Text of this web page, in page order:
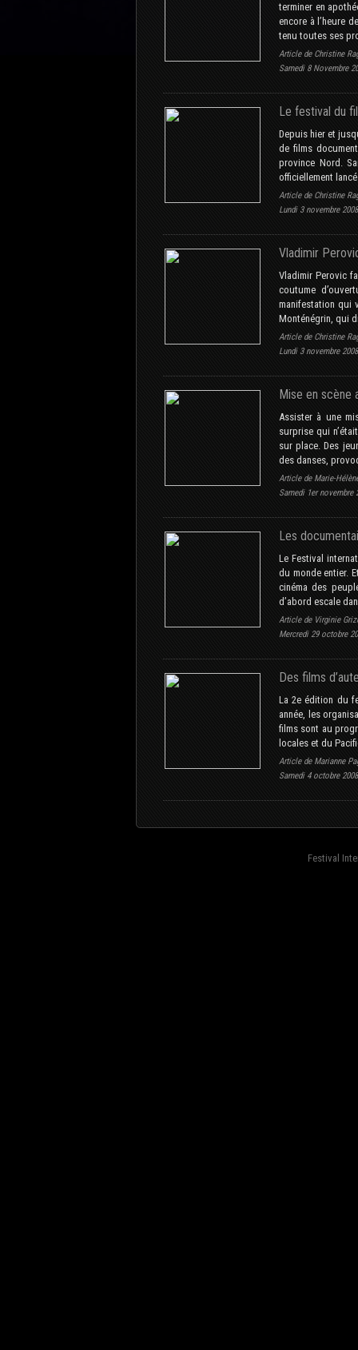
terminer en
encore à l’heure
tenu toutes ses
Article de Christine
Samedi 8 Novembre
Le festival du
Depuis hier et
de films
province Nord.
officiellement
Article de Christine
Lundi 3 novembre 2008
Vladimir
Vladimir Perovic
coutume
manifestation qui
Monténégrin, qui
Article de Christine
Lundi 3 novembre 2008
Mise en scène
Assister à une
surprise qui
sur place. Des
des danses,
Article de Marie-
Samedi 1er novembre
Les
Le Festival
du monde entier.
cinéma des
d’abord escale
Article de Virginie
Mercredi 29 octobre
Des films
La 2e édition du
année, les
films sont au
locales et du
Article de Marianne
Samedi 4 octobre 2008
Festival